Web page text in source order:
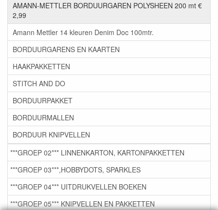
AMANN-METTLER BORDUURGAREN POLYSHEEN 200 mt €
2,99
Amann Mettler 14 kleuren Denim Doc 100mtr.
BORDUURGARENS EN KAARTEN
HAAKPAKKETTEN
STITCH AND DO
BORDUURPAKKET
BORDUURMALLEN
BORDUUR KNIPVELLEN
***GROEP 02*** LINNENKARTON, KARTONPAKKETTEN
***GROEP 03***,HOBBYDOTS, SPARKLES
***GROEP 04*** UITDRUKVELLEN BOEKEN
***GROEP 05*** KNIPVELLEN EN PAKKETTEN